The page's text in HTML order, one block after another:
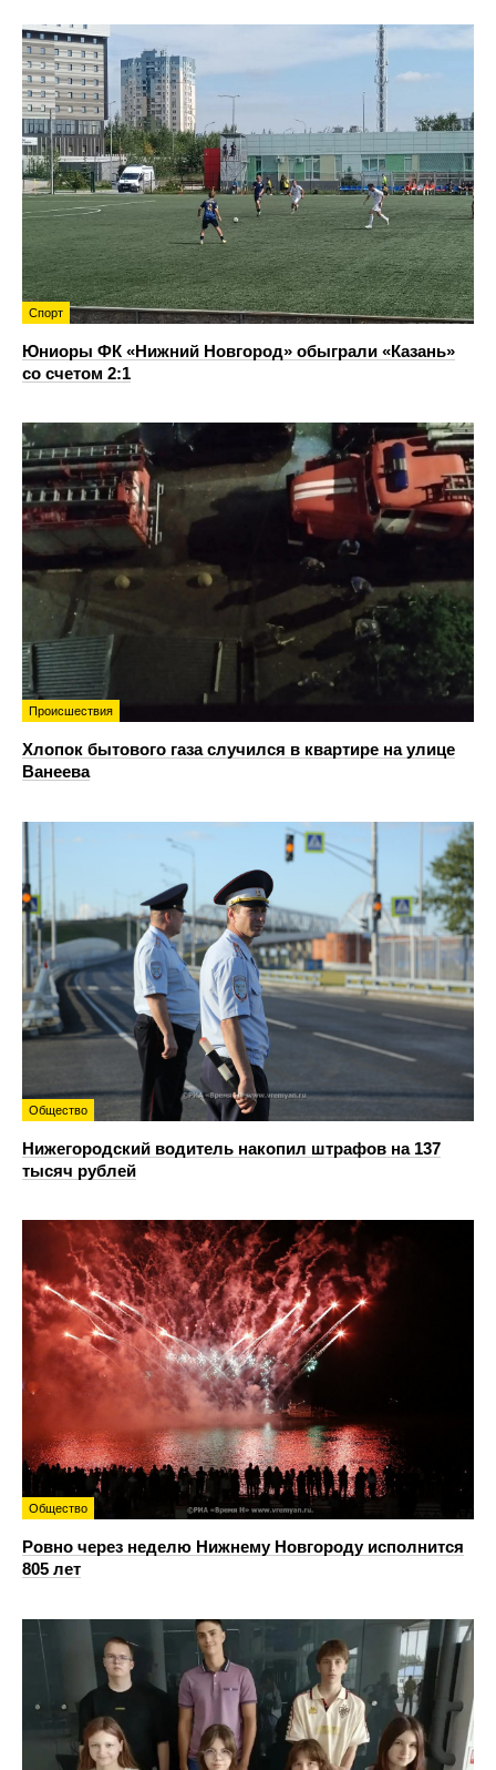
Спорт
Юниоры ФК «Нижний Новгород» обыграли «Казань»
со счетом 2:1
Происшествия
Хлопок бытового газа случился в квартире на улице
Ванеева
Общество
Нижегородский водитель накопил штрафов на 137
тысяч рублей
Общество
Ровно через неделю Нижнему Новгороду исполнится
805 лет